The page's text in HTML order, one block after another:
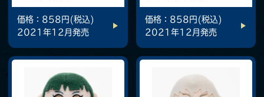
価格：858円(税込)
2021年12月発売
価格：858円(税込)
2021年12月発売